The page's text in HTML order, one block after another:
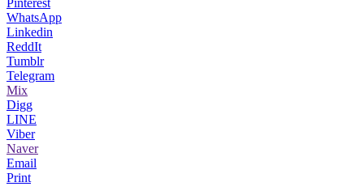
WhatsApp
Linkedin
ReddIt
Tumblr
Telegram
Mix
Digg
LINE
Viber
Naver
Email
Print